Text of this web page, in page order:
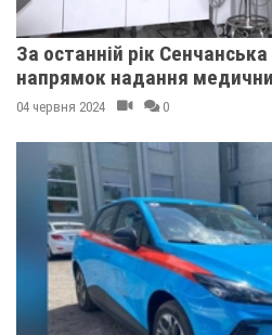
За останній рік
напрямок надання
04 червня 2024 0